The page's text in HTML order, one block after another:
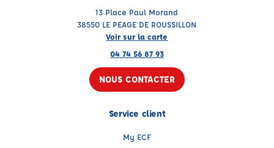
13 Place Paul Morand
38550 LE PEAGE DE ROUSSILLON
Voir sur la carte
04 74 56 87 93
NOUS CONTACTER
Service client
My ECF